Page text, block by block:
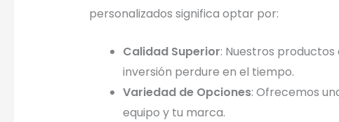
personalizados significa optar por:
Calidad Superior: Nuestros
inversión perdure en el tiempo.
Variedad de Opciones: Ofrecemos
equipo y tu marca.